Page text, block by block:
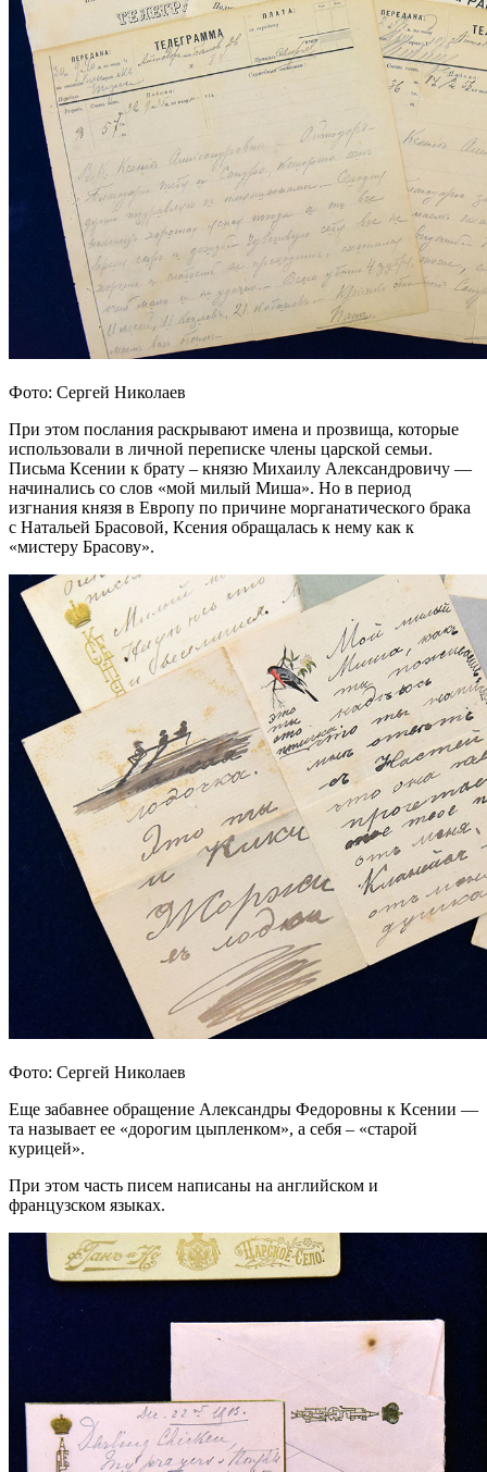
Фото: Сергей Николаев
При этом послания раскрывают имена и прозвища, которые
использовали в личной переписке члены царской семьи.
Письма Ксении к брату – князю Михаилу Александровичу —
начинались со слов «мой милый Миша». Но в период
изгнания князя в Европу по причине морганатического брака
с Натальей Брасовой, Ксения обращалась к нему как к
«мистеру Брасову».
Фото: Сергей Николаев
Еще забавнее обращение Александры Федоровны к Ксении —
та называет ее «дорогим цыпленком», а себя – «старой
курицей».
При этом часть писем написаны на английском и
французском языках.